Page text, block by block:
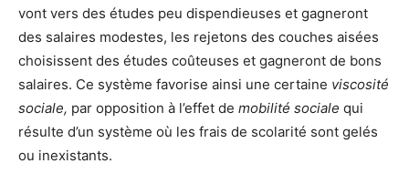
vont vers des études peu dispendieuses et gagneront
des salaires modestes, les rejetons des couches aisées
choisissent des études coûteuses et gagneront de bons
salaires. Ce système favorise ainsi une certaine viscosité
sociale, par opposition à l’effet de mobilité sociale qui
résulte d’un système où les frais de scolarité sont gelés
ou inexistants.